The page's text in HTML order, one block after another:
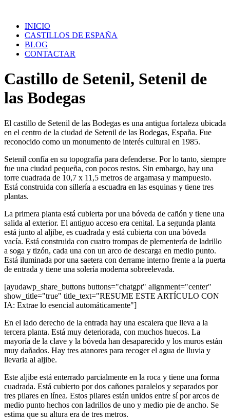
contenidoINICIO
CASTILLOS DE ESPAÑA
BLOG
CONTACTAR
Castillo de Setenil, Setenil de
las Bodegas
El castillo de Setenil de las Bodegas es una antigua fortaleza ubicada
en el centro de la ciudad de Setenil de las Bodegas, España. Fue
reconocido como un monumento de interés cultural en 1985.
Setenil confía en su topografía para defenderse. Por lo tanto, siempre
fue una ciudad pequeña, con pocos restos. Sin embargo, hay una
torre cuadrada de 10,7 x 11,5 metros de argamasa y mampuesto.
Está construida con sillería a escuadra en las esquinas y tiene tres
plantas.
La primera planta está cubierta por una bóveda de cañón y tiene una
salida al exterior. El antiguo acceso era cenital. La segunda planta
está junto al aljibe, es cuadrada y está cubierta con una bóveda
vacía. Está construida con cuatro trompas de plementería de ladrillo
a soga y tizón, cada una con un arco de descarga en medio punto.
Está iluminada por una saetera con derrame interno frente a la puerta
de entrada y tiene una solería moderna sobreelevada.
[ayudawp_share_buttons buttons="chatgpt" alignment="center"
show_title="true" title_text="RESUME ESTE ARTÍCULO CON
IA: Extrae lo esencial automáticamente"]
En el lado derecho de la entrada hay una escalera que lleva a la
tercera planta. Está muy deteriorada, con muchos huecos. La
mayoría de la clave y la bóveda han desaparecido y los muros están
muy dañados. Hay tres atanores para recoger el agua de lluvia y
llevarla al aljibe.
Este aljibe está enterrado parcialmente en la roca y tiene una forma
cuadrada. Está cubierto por dos cañones paralelos y separados por
tres pilares en línea. Estos pilares están unidos entre sí por arcos de
medio punto hechos con ladrillos de uno y medio pie de ancho. Se
estima que su altura era de tres metros.